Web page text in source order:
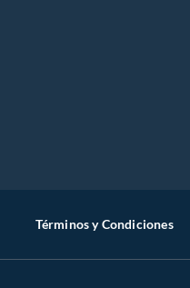
Términos y Condiciones